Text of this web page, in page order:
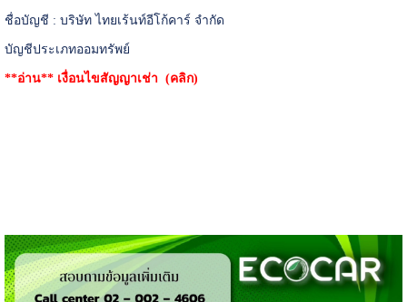
ชื่อบัญชี : บริษัท ไทยเร้นท์อีโก้คาร์ จำกัด
บัญชีประเภทออมทรัพย์
**อ่าน** เงื่อนไขสัญญาเช่า (คลิก)